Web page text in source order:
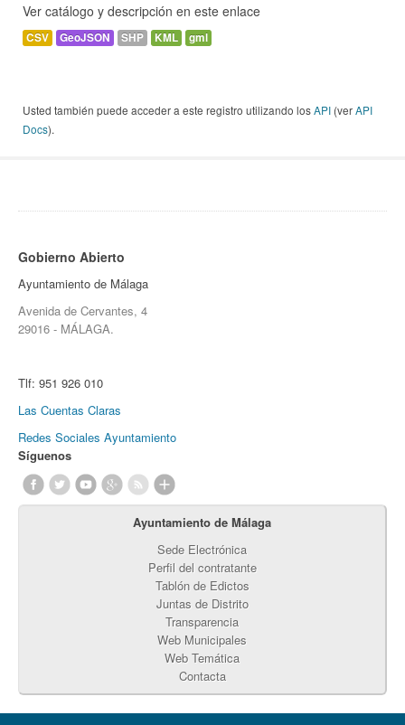
Ver catálogo y descripción en este enlace
CSV GeoJSON SHP KML gml
Usted también puede acceder a este registro utilizando losAPI (verAPI
Docs).
Gobierno Abierto
Ayuntamiento de Málaga
Avenida de Cervantes, 4
29016 - MÁLAGA.
Tlf: 951 926 010
Las Cuentas Claras
Redes Sociales Ayuntamiento
Síguenos
Ayuntamiento de Málaga
Sede Electrónica
Perfil del contratante
Tablón de Edictos
Juntas de Distrito
Transparencia
Web Municipales
Web Temática
Contacta